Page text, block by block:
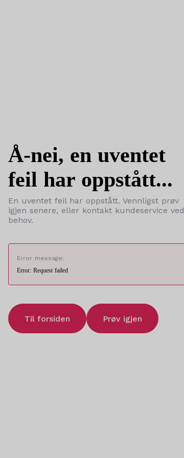
Å-nei, en uventet
feil har oppstått...
En uventet feil har oppstått. Vennligst prøv
igjen senere, eller kontakt kundeservice ved
behov.
Error message:
Error: Request failed
Til forsiden Prøv igjen